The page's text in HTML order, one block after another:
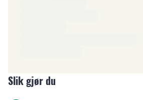
Slik gjør du